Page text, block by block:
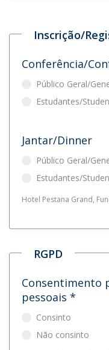
Inscrição/
Conferência/
Público Geral/
Estudantes/
Jantar/Dinner
Público Geral/
Estudantes/
Hotel Pestana Grand,
RGPD
Consentimento
pessoais *
Consinto
Não consinto